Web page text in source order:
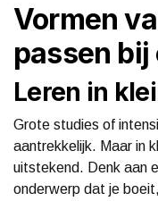
Vormen
passen bij
Leren in
Grote studies of
aantrekkelijk. Maar in
uitstekend. Denk aan
onderwerp dat je